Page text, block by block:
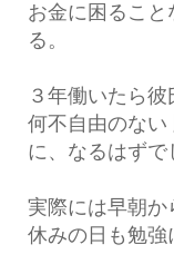
お金に困ること
る。
３年働いたら彼
何不自由のない
に、なるはずで
実際には早朝か
休みの日も勉強